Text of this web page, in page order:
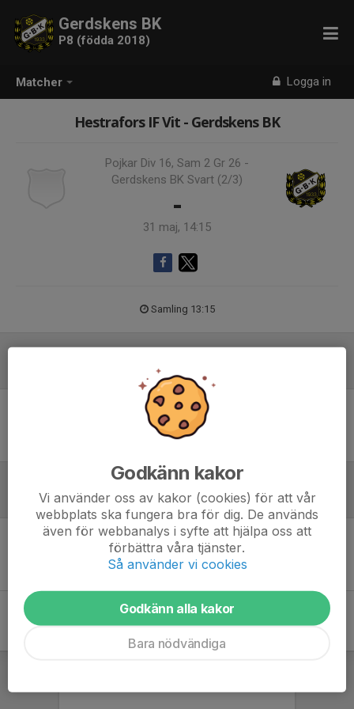
Matcher Logga in
Gerdskens BK
P8 (födda 2018)
Hestrafors IF Vit - Gerdskens BK
Pojkar Div 16, Sam 2 Gr 26 -
Gerdskens BK Svart (2/3)
-
31 maj, 14:15
Samling 13:15
Ingen uppställning ifylld
Referat
Inget referat skrivet
Godkänn kakor
Vi använder oss av kakor (cookies) för att vår
webbplats ska fungera bra för dig. De används
även för webbanalys i syfte att hjälpa oss att
förbättra våra tjänster.
Så använder vi cookies
Godkänn alla kakor
Bara nödvändiga